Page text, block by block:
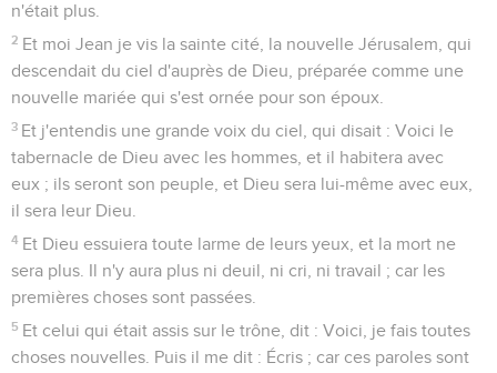
n'était plus.
2 Et moi Jean je vis la sainte cité, la nouvelle Jérusalem, qui
descendait du ciel d'auprès de Dieu, préparée comme une
nouvelle mariée qui s'est ornée pour son époux.
3 Et j'entendis une grande voix du ciel, qui disait : Voici le
tabernacle de Dieu avec les hommes, et il habitera avec
eux ; ils seront son peuple, et Dieu sera lui-même avec eux,
il sera leur Dieu.
4 Et Dieu essuiera toute larme de leurs yeux, et la mort ne
sera plus. Il n'y aura plus ni deuil, ni cri, ni travail ; car les
premières choses sont passées.
5 Et celui qui était assis sur le trône, dit : Voici, je fais toutes
choses nouvelles. Puis il me dit : Écris ; car ces paroles sont